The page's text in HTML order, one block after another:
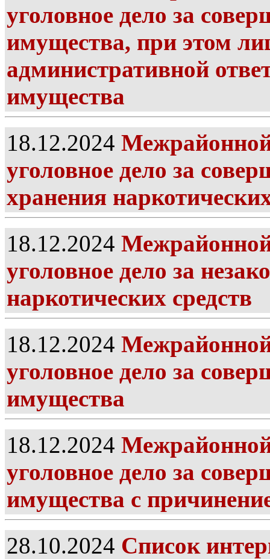
уголовное дело за
имущества, при этом
административной
имущества
18.12.2024 Межрайонной
уголовное дело за
хранения
18.12.2024 Межрайонной
уголовное дело за
наркотических средств
18.12.2024 Межрайонной
уголовное дело за
имущества
18.12.2024 Межрайонной
уголовное дело за
имущества с
28.10.2024 Список